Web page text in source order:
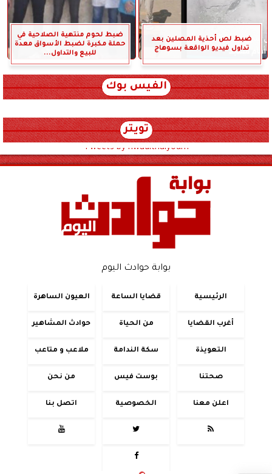
ضبط لص أحذية المصلين بعد
تداول فيديو الواقعة بسوهاج
ضبط لحوم منتهية الصلاحية في
حملة مكبرة لضبط الأسواق معدة
للبيع والتداول...
الفيس بوك
تويتر
Tweets by hwadithalyoum
بوابة حوادث اليوم
الرئيسية قضايا الساعة العيون الساهرة
أغرب القضايا من الحياة حوادث المشاهير
التعويذة سكة الندامة ملاعب و متاعب
صحتنا بوست فيس من نحن
اعلن معنا الخصوصية اتصل بنا



